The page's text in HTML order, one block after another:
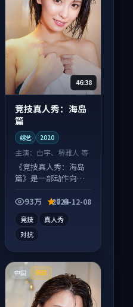
46:38
竞技真人秀：海岛
篇
综艺 2020
主演： 白宇、堺雅人 等
《竞技真人秀：海岛
篇》是一部动作向综
息量大，适合沉浸式
93万 7.6
2024-12-08
竞技
真人秀
对抗
中国 完结